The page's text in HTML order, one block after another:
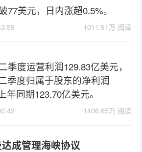
77美元，日内涨超0.5%。
1011.91万 阅读
季度运营利润129.83亿美元，
季度归属于股东的净利润
年同期123.70亿美元。
1406.65万 阅读
成管理海峡协议